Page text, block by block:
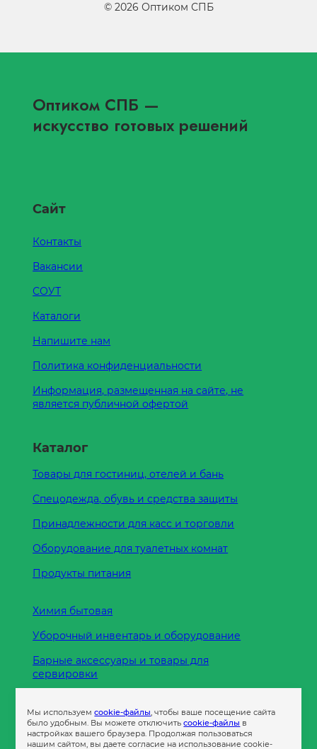
© 2026 Оптиком СПБ
Оптиком СПБ —
искусство готовых решений
Сайт
Контакты
Вакансии
СОУТ
Каталоги
Напишите нам
Политика конфиденциальности
Информация, размещенная на сайте, не
является публичной офертой
Каталог
Товары для гостиниц, отелей и бань
Спецодежда, обувь и средства защиты
Принадлежности для касс и торговли
Оборудование для туалетных комнат
Продукты питания
Химия бытовая
Уборочный инвентарь и оборудование
Барные аксессуары и товары для
сервировки
Пленка
Мы используемcookie-файлы, чтобы ваше посещение сайта
было удобным. Вы можете отключитьcookie-файлы в
настройках вашего браузера. Продолжая пользоваться
нашим сайтом, вы даете согласие на использование cookie-